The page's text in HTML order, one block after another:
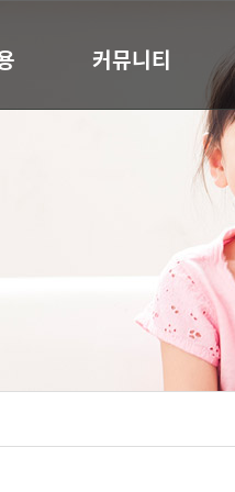
커뮤니티